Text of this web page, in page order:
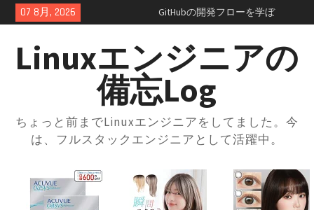
Skip
to
07 8月, 2026
GitHubの開発フローを学ぼ
う！：コンフリクトの正体を知
っておこう
GitHubのSquash and merge入門
｜コミット履歴をスッキリさせ
よう
GitHubプルリクエスト実践ガイ
ド｜レビューの進め方とマージ
方法・トラブル対応まで解説
GitHubの開発フローを学ぼう！
方入門
GitHubとは？登録方法からリポ
ジトリ・ブランチの使い方まで
Linuxエンジニアの
備忘Log
ちょっと前までLinuxエンジニアをしてました。今
は、フルスタックエンジニアとして活躍中。